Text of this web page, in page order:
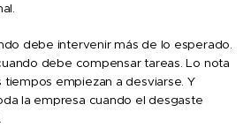
debe intervenir más de lo esperado.
debe compensar tareas. Lo nota
empiezan a desviarse. Y
la empresa cuando el desgaste